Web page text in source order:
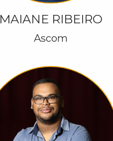
MAIANE RIBEIRO
Ascom